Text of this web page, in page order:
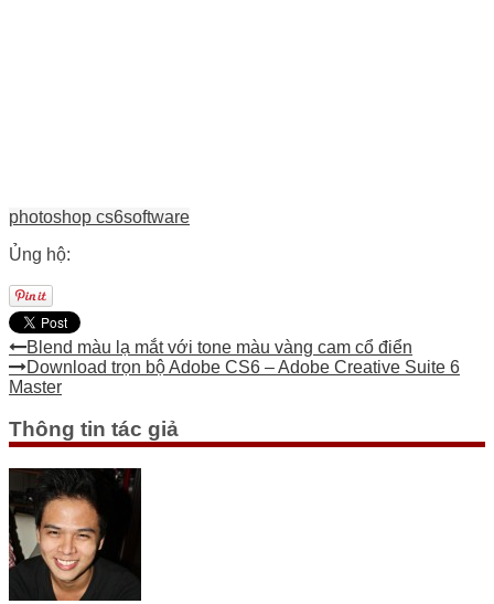
photoshop cs6software
Ủng hộ:
Blend màu lạ mắt với tone màu vàng cam cổ điển
Download trọn bộ Adobe CS6 – Adobe Creative Suite 6
Master
Thông tin tác giả